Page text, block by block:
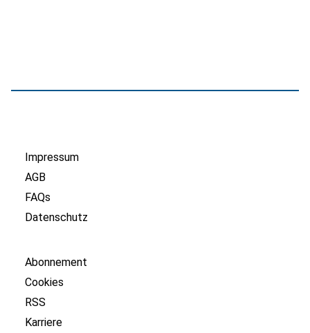
Impressum
AGB
FAQs
Datenschutz
Abonnement
Cookies
RSS
Karriere